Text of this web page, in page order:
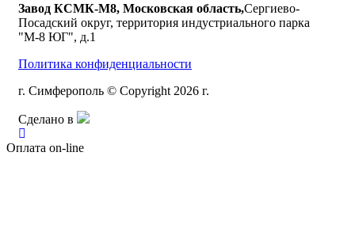
Завод КСМК-М8, Московская область,Сергиево-
Посадский округ, территория индустриального парка
"М-8 ЮГ", д.1
Политика конфиденциальности
г. Симферополь © Copyright 2026 г.
Сделано в
Оплата on-line